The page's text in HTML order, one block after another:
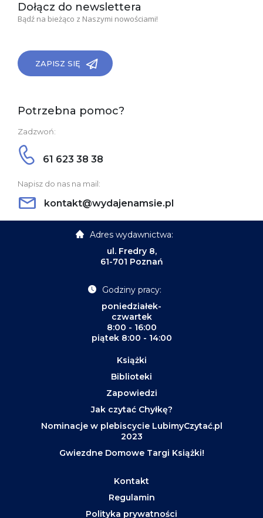
Dołącz do newslettera
Bądź na bieżąco z Naszymi nowościami!
ZAPISZ SIĘ
Potrzebna pomoc?
Zadzwoń:
61 623 38 38
Napisz do nas na mail:
kontakt@wydajenamsie.pl
Adres wydawnictwa:
ul. Fredry 8,
61-701 Poznań
Godziny pracy:
poniedziałek-
czwartek
8:00 - 16:00
piątek 8:00 - 14:00
Książki
Biblioteki
Zapowiedzi
Jak czytać Chyłkę?
Nominacje w plebiscycie LubimyCzytać.pl
2023
Gwiezdne Domowe Targi Książki!
Kontakt
Regulamin
Polityka prywatności